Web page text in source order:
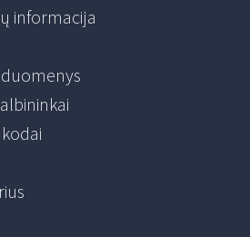
informacija